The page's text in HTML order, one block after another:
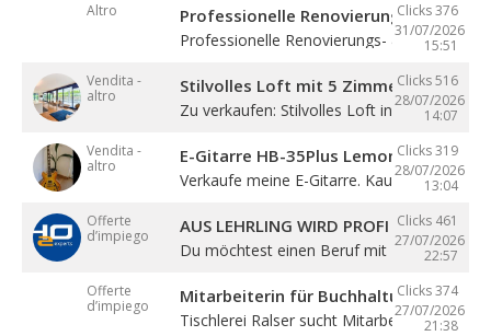
Altro
Clicks 376
31/07/2026
15:51
Professionelle Renovierung
Professionelle Renovierungs- &
Vendita -
altro
Clicks 516
28/07/2026
14:07
Stilvolles Loft mit 5 Zimmern
Zu verkaufen: Stilvolles Loft in Sterzing! ...
Vendita -
altro
Clicks 319
28/07/2026
13:04
E-Gitarre HB-35Plus Lemon
Verkaufe meine E-Gitarre. Kaum gespielt, ...
Offerte
d’impiego
Clicks 461
27/07/2026
22:57
AUS LEHRLING WIRD PROFI – STARTE
Du möchtest einen Beruf mit Zukunft
Offerte
d’impiego
Clicks 374
27/07/2026
21:38
Mitarbeiterin für Buchhaltung (m/w/d)
Tischlerei Ralser sucht Mitarbeiterin für ...